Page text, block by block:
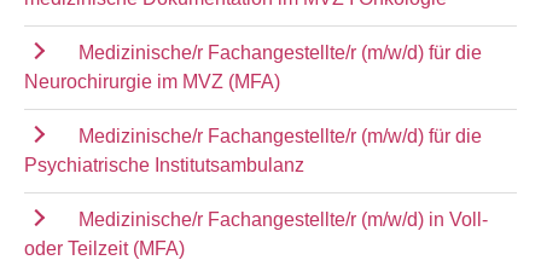
Medizinische/r Fachangestellte/r (m/w/d) für die
Neurochirurgie im MVZ (MFA)
Medizinische/r Fachangestellte/r (m/w/d) für die
Psychiatrische Institutsambulanz
Medizinische/r Fachangestellte/r (m/w/d) in Voll-
oder Teilzeit (MFA)